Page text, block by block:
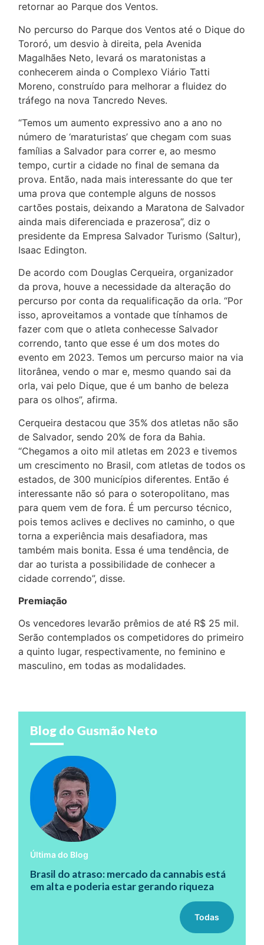
retornar ao Parque dos Ventos.
No percurso do Parque dos Ventos até o Dique do
Tororó, um desvio à direita, pela Avenida
Magalhães Neto, levará os maratonistas a
conhecerem ainda o Complexo Viário Tatti
Moreno, construído para melhorar a fluidez do
tráfego na nova Tancredo Neves.
“Temos um aumento expressivo ano a ano no
número de ‘maraturistas’ que chegam com suas
famílias a Salvador para correr e, ao mesmo
tempo, curtir a cidade no final de semana da
prova. Então, nada mais interessante do que ter
uma prova que contemple alguns de nossos
cartões postais, deixando a Maratona de Salvador
ainda mais diferenciada e prazerosa”, diz o
presidente da Empresa Salvador Turismo (Saltur),
Isaac Edington.
De acordo com Douglas Cerqueira, organizador
da prova, houve a necessidade da alteração do
percurso por conta da requalificação da orla. “Por
isso, aproveitamos a vontade que tínhamos de
fazer com que o atleta conhecesse Salvador
correndo, tanto que esse é um dos motes do
evento em 2023. Temos um percurso maior na via
litorânea, vendo o mar e, mesmo quando sai da
orla, vai pelo Dique, que é um banho de beleza
para os olhos”, afirma.
Cerqueira destacou que 35% dos atletas não são
de Salvador, sendo 20% de fora da Bahia.
“Chegamos a oito mil atletas em 2023 e tivemos
um crescimento no Brasil, com atletas de todos os
estados, de 300 municípios diferentes. Então é
interessante não só para o soteropolitano, mas
para quem vem de fora. É um percurso técnico,
pois temos aclives e declives no caminho, o que
torna a experiência mais desafiadora, mas
também mais bonita. Essa é uma tendência, de
dar ao turista a possibilidade de conhecer a
cidade correndo”, disse.
Premiação
Os vencedores levarão prêmios de até R$ 25 mil.
Serão contemplados os competidores do primeiro
a quinto lugar, respectivamente, no feminino e
masculino, em todas as modalidades.
Blog do Gusmão Neto
Última do Blog
Brasil do atraso: mercado da cannabis está
em alta e poderia estar gerando riqueza
Todas